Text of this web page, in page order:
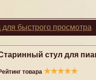
для быстрого просмотра
стул для
товара ★★★★★